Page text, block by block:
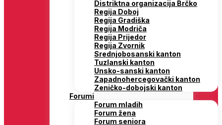
Distriktna organizacija Brčko
Regija Doboj
Regija Gradiška
Regija Modriča
Regija Prijedor
Regija Zvornik
Srednjobosanski kanton
Tuzlanski kanton
Unsko-sanski kanton
Zapadnohercegovački kanton
Zeničko-dobojski kanton
Forumi
Forum mladih
Forum žena
Forum seniora